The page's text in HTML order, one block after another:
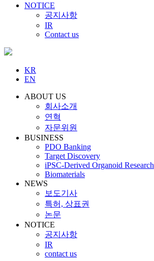
NOTICE
공지사항
IR
Contact us
KR
EN
ABOUT US
회사소개
연혁
자문위원
BUSINESS
PDO Banking
Target Discovery
iPSC-Derived Organoid Research
Biomaterials
NEWS
보도기사
특허, 상표권
논문
NOTICE
공지사항
IR
contact us